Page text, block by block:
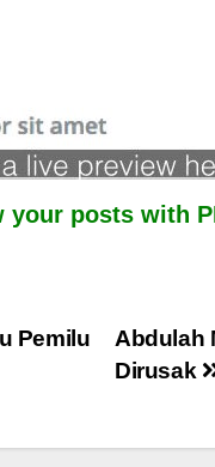
posts with
Abdulah
Dirusak
Pemilu